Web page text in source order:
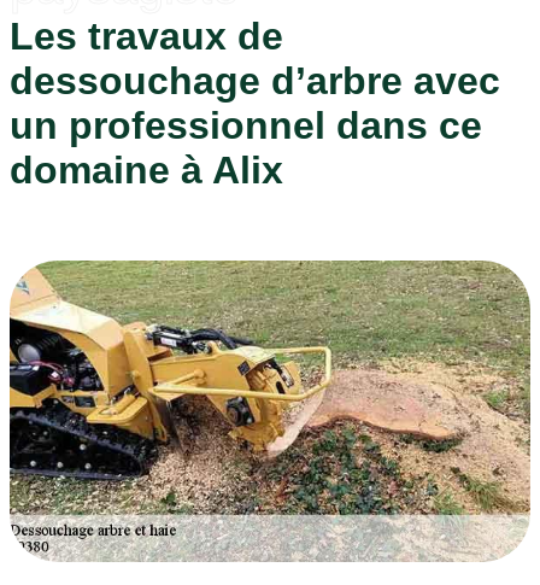
Les travaux de
dessouchage d’arbre avec
un professionnel dans ce
domaine à Alix